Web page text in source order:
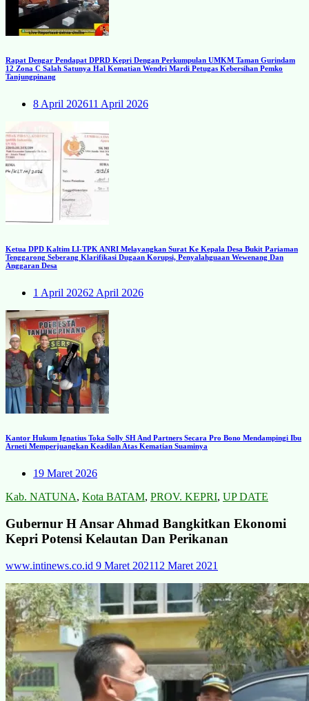
Rapat Dengar Pendapat DPRD Kepri Dengan Perkumpulan UMKM Taman Gurindam
12 Zona C Salah Satunya Hal Kematian Wendri Mardi Petugas Kebersihan Pemko
Tanjungpinang
8 April 202611 April 2026
Ketua DPD Kaltim LI-TPK ANRI Melayangkan Surat Ke Kepala Desa Bukit Pariaman
Tenggarong Seberang Klarifikasi Dugaan Korupsi, Penyalahguaan Wewenang Dan
Anggaran Desa
1 April 20262 April 2026
Kantor Hukum Ignatius Toka Solly SH And Partners Secara Pro Bono Mendampingi Ibu
Arneti Memperjuangkan Keadilan Atas Kematian Suaminya
19 Maret 2026
Kab. NATUNA, Kota BATAM, PROV. KEPRI, UP DATE
Gubernur H Ansar Ahmad Bangkitkan Ekonomi
Kepri Potensi Kelautan Dan Perikanan
www.intinews.co.id 9 Maret 202112 Maret 2021